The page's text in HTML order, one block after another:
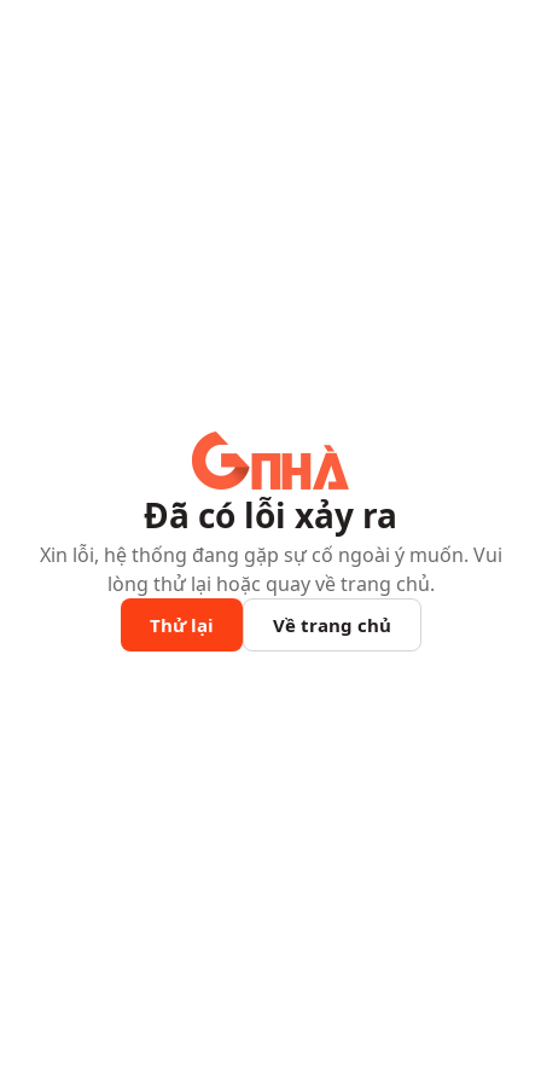
Đã có lỗi xảy ra
Xin lỗi, hệ thống đang gặp sự cố ngoài ý muốn. Vui
lòng thử lại hoặc quay về trang chủ.
Thử lại Về trang chủ